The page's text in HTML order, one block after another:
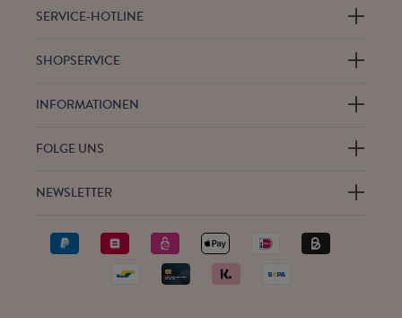
SERVICE-HOTLINE
SHOPSERVICE
INFORMATIONEN
FOLGE UNS
NEWSLETTER